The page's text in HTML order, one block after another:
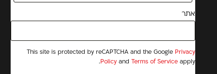
אתר
This site is protected by reCAPTCHA and the Google Privacy
Policy and Terms of Service apply.